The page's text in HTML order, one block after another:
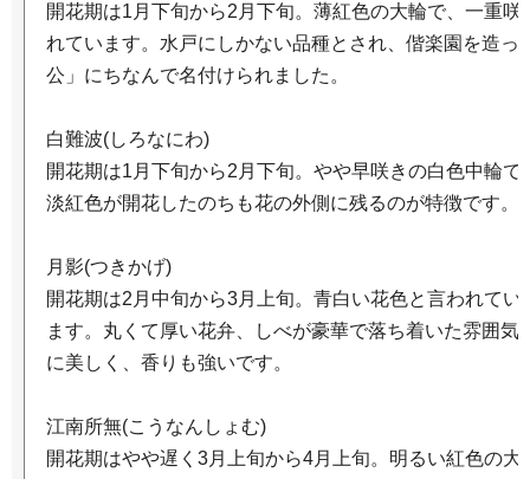
開花期は1月下旬から2月下旬。薄紅色の大輪で、一重
れています。水戸にしかない品種とされ、偕楽園を造っ
公」にちなんで名付けられました。
白難波(しろなにわ)
開花期は1月下旬から2月下旬。やや早咲きの白色中輪
淡紅色が開花したのちも花の外側に残るのが特徴です。
月影(つきかげ)
開花期は2月中旬から3月上旬。青白い花色と言われて
ます。丸くて厚い花弁、しべが豪華で落ち着いた雰囲気
に美しく、香りも強いです。
江南所無(こうなんしょむ)
開花期はやや遅く3月上旬から4月上旬。明るい紅色の